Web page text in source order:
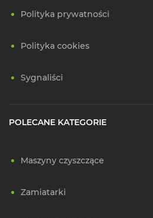
Polityka prywatności
Polityka cookies
Sygnaliści
POLECANE KATEGORIE
Maszyny czyszczące
Zamiatarki